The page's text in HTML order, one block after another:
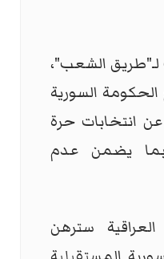
الشعب"،
السورية
عن انتخابات حرة
بما يضمن عدم
سترهن